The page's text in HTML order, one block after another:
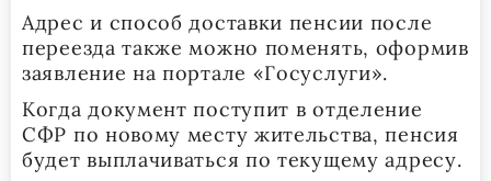
Адрес и способ доставки пенсии после
переезда также можно поменять, оформив
заявление на портале «Госуслуги».
Когда документ поступит в отделение
СФР по новому месту жительства, пенсия
будет выплачиваться по текущему адресу.